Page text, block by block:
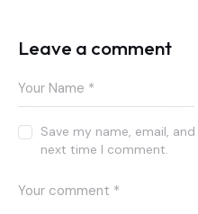
Leave a comment
Save my name, email,
next time I comment.